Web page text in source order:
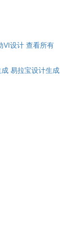
VI设计 查看所有
成 易拉宝设计生成